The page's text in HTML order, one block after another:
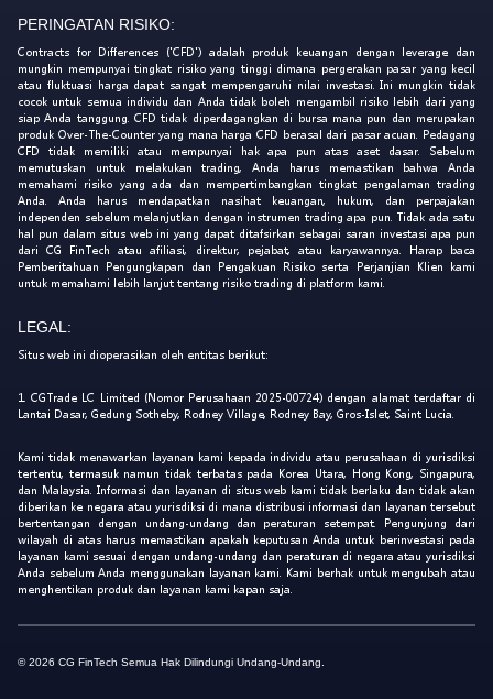
PERINGATAN RISIKO:
Contracts for Differences ('CFD') adalah produk keuangan dengan leverage dan
mungkin mempunyai tingkat risiko yang tinggi dimana pergerakan pasar yang kecil
atau fluktuasi harga dapat sangat mempengaruhi nilai investasi. Ini mungkin tidak
cocok untuk semua individu dan Anda tidak boleh mengambil risiko lebih dari yang
siap Anda tanggung. CFD tidak diperdagangkan di bursa mana pun dan merupakan
produk Over-The-Counter yang mana harga CFD berasal dari pasar acuan. Pedagang
CFD tidak memiliki atau mempunyai hak apa pun atas aset dasar. Sebelum
memutuskan untuk melakukan trading, Anda harus memastikan bahwa Anda
memahami risiko yang ada dan mempertimbangkan tingkat pengalaman trading
Anda. Anda harus mendapatkan nasihat keuangan, hukum, dan perpajakan
independen sebelum melanjutkan dengan instrumen trading apa pun. Tidak ada satu
hal pun dalam situs web ini yang dapat ditafsirkan sebagai saran investasi apa pun
dari CG FinTech atau afiliasi, direktur, pejabat, atau karyawannya. Harap baca
Pemberitahuan Pengungkapan dan Pengakuan Risiko serta Perjanjian Klien kami
untuk memahami lebih lanjut tentang risiko trading di platform kami.
LEGAL:
Situs web ini dioperasikan oleh entitas berikut:
1. CGTrade LC Limited (Nomor Perusahaan 2025-00724) dengan alamat terdaftar di
Lantai Dasar, Gedung Sotheby, Rodney Village, Rodney Bay, Gros-Islet, Saint Lucia.
Kami tidak menawarkan layanan kami kepada individu atau perusahaan di yurisdiksi
tertentu, termasuk namun tidak terbatas pada Korea Utara, Hong Kong, Singapura,
dan Malaysia. Informasi dan layanan di situs web kami tidak berlaku dan tidak akan
diberikan ke negara atau yurisdiksi di mana distribusi informasi dan layanan tersebut
bertentangan dengan undang-undang dan peraturan setempat. Pengunjung dari
wilayah di atas harus memastikan apakah keputusan Anda untuk berinvestasi pada
layanan kami sesuai dengan undang-undang dan peraturan di negara atau yurisdiksi
Anda sebelum Anda menggunakan layanan kami. Kami berhak untuk mengubah atau
menghentikan produk dan layanan kami kapan saja.
© 2026 CG FinTech Semua Hak Dilindungi Undang-Undang.